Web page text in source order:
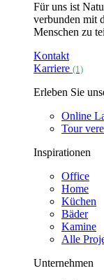
Für uns ist
verbunden mit
Menschen zu
Kontakt
Karriere (1)
Erleben Sie
Online
Tour
Inspirationen
Office
Home
Küchen
Bäder
Kamine
Alle
Unternehmen